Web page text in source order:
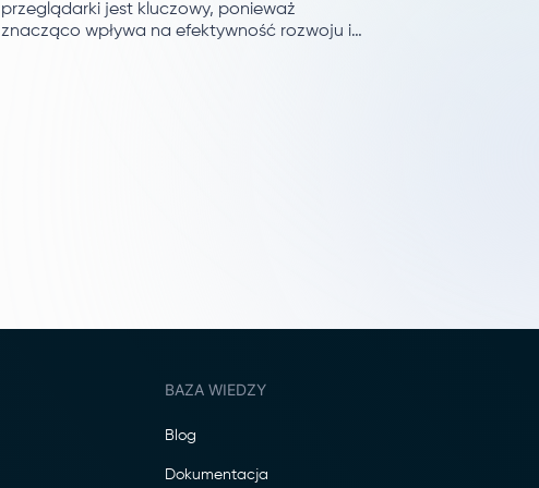
przeglądarki jest kluczowy, ponieważ
znacząco wpływa na efektywność rozwoju i
BAZA WIEDZY
Blog
Dokumentacja